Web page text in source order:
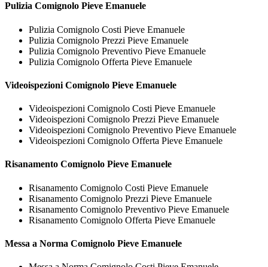
Pulizia Comignolo Pieve Emanuele
Pulizia Comignolo Costi Pieve Emanuele
Pulizia Comignolo Prezzi Pieve Emanuele
Pulizia Comignolo Preventivo Pieve Emanuele
Pulizia Comignolo Offerta Pieve Emanuele
Videoispezioni Comignolo Pieve Emanuele
Videoispezioni Comignolo Costi Pieve Emanuele
Videoispezioni Comignolo Prezzi Pieve Emanuele
Videoispezioni Comignolo Preventivo Pieve Emanuele
Videoispezioni Comignolo Offerta Pieve Emanuele
Risanamento Comignolo Pieve Emanuele
Risanamento Comignolo Costi Pieve Emanuele
Risanamento Comignolo Prezzi Pieve Emanuele
Risanamento Comignolo Preventivo Pieve Emanuele
Risanamento Comignolo Offerta Pieve Emanuele
Messa a Norma Comignolo Pieve Emanuele